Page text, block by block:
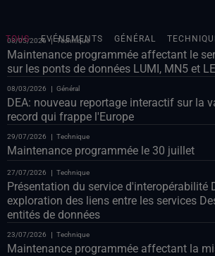
EVÉNEMENTS GÉNÉRAL
TOUS
08/05/2026 Technique
Maintenance programmée affectant le
sur les ponts de données LUMI, MN5 et
08/03/2026 Général
DEA: nouveau reportage interactif sur la
record qui frappe l'Europe
29/07/2026 Technique
Maintenance programmée le 30 juillet
27/07/2026 Technique
Présentation du service d'interopérabilité
exploration des liens entre les services
entités de données
23/07/2026 Technique
Maintenance programmée affectant la